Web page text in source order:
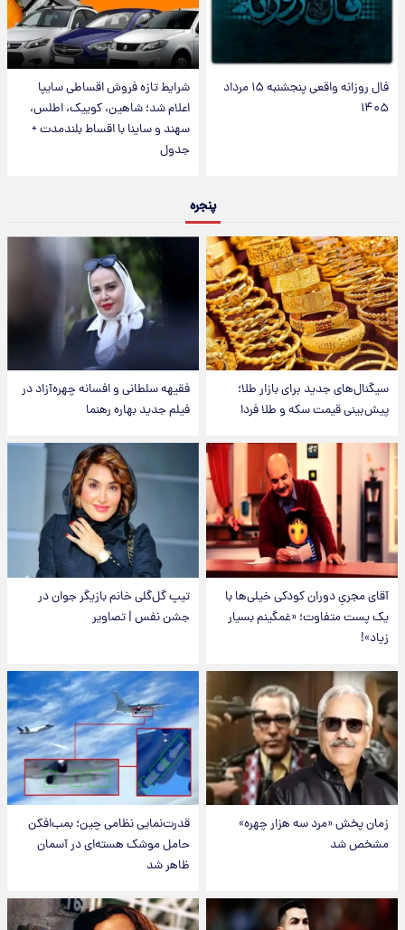
فال روزانه واقعی پنجشنبه ۱۵ مرداد
۱۴۰۵
شرایط تازه فروش اقساطی سایپا
اعلام شد؛ شاهین، کوییک، اطلس،
سهند و ساینا با اقساط بلندمدت +
جدول
پنجره
سیگنال‌های جدید برای بازار طلا؛
پیش‌بینی قیمت سکه و طلا فردا
فقیهه سلطانی و افسانه چهره‌آزاد در
فیلم جدید بهاره رهنما
آقای مجریِ دوران کودکی خیلی‌ها با
یک پست متفاوت؛ «غمگینم بسیار
زیاد»!
تیپ گل‌گلی خانم بازیگر جوان در
جشن نفس | تصاویر
زمان پخش «مرد سه هزار چهره»
مشخص شد
قدرت‌نمایی نظامی چین؛ بمب‌افکن
حامل موشک هسته‌ای در آسمان
ظاهر شد